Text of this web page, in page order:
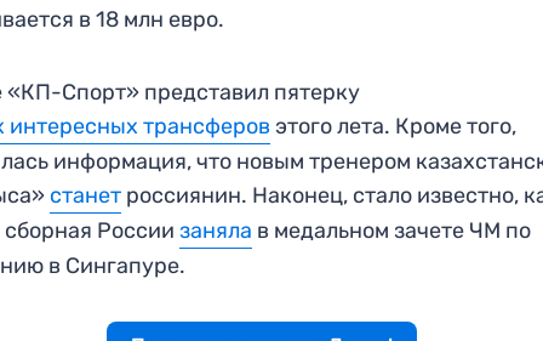
в 18 млн евро.
«КП-Спорт» представил пятерку
интересных трансферов этого лета. Кроме того,
информация, что новым тренером
станет россиянин. Наконец, стало известно,
сборная Россиизаняла в медальном зачете ЧМ по
в Сингапуре.